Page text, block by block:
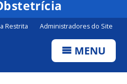
Restrita Administradores do Site
MENU